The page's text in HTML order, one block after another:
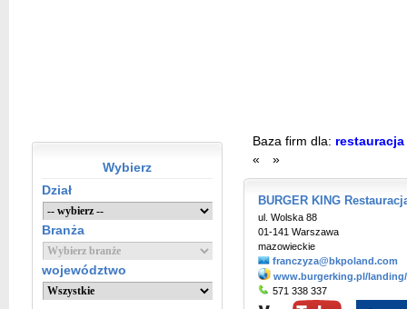
Wybierz
Dział
Branża
województwo
Baza firm dla:
«
»
BURGER KING
ul. Wolska 88
01-141 Warszawa
mazowieckie
franczyza@bkpoland.com
www.burgerking.pl/
571 338 337